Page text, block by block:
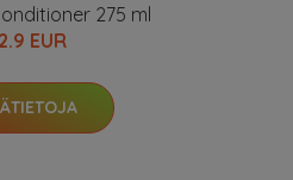
275 ml
EUR